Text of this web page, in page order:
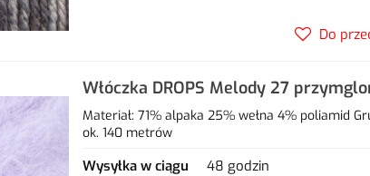
Do
Włóczka DROPS Melody 27
alpaka 25% wełna 4% poliamid
Materiał: 71% alpaka 25% wełna 4% poliamid
ok. 140 metrów
Wysyłka w ciągu
48 godzin